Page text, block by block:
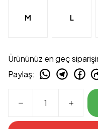
M L
Ürününüz en geç
Paylaş: